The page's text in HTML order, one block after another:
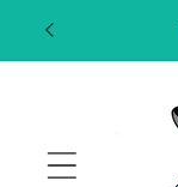
directamente
al contenido